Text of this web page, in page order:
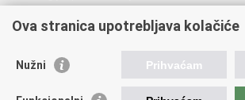
Korisne poveznice
Ova stranica upotrebljava kolačiće
Nužni Prihvaćam